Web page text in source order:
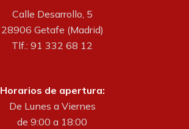
Calle Desarrollo, 5
28906 Getafe (Madrid)
Tlf.: 91 332 68 12
Horarios de apertura:
De Lunes a Viernes
de 9:00 a 18:00